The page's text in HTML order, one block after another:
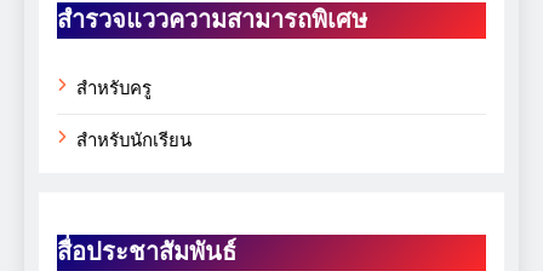
สำรวจแววความสามารถพิเศษ
สำหรับครู
สำหรับนักเรียน
สื่อประชาสัมพันธ์